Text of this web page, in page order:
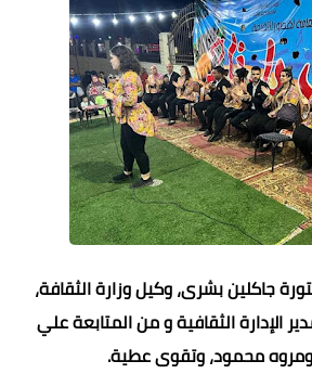
جاكلين بشرى، وكيل وزارة الثقافة،
الإدارة الثقافية و من المتابعة علي
محمود، وتقوى عطية.